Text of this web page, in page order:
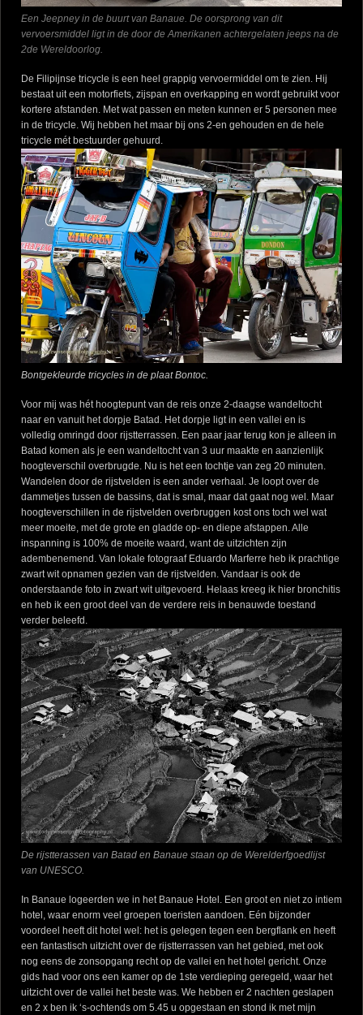
Een Jeepney in de buurt van Banaue. De oorsprong van dit
vervoersmiddel ligt in de door de Amerikanen achtergelaten jeeps na de
2de Wereldoorlog.
De Filipijnse tricycle is een heel grappig vervoermiddel om te zien. Hij
bestaat uit een motorfiets, zijspan en overkapping en wordt gebruikt voor
kortere afstanden. Met wat passen en meten kunnen er 5 personen mee
in de tricycle. Wij hebben het maar bij ons 2-en gehouden en de hele
tricycle mét bestuurder gehuurd.
Bontgekleurde tricycles in de plaat Bontoc.
Voor mij was hét hoogtepunt van de reis onze 2-daagse wandeltocht
naar en vanuit het dorpje Batad. Het dorpje ligt in een vallei en is
volledig omringd door rijstterrassen. Een paar jaar terug kon je alleen in
Batad komen als je een wandeltocht van 3 uur maakte en aanzienlijk
hoogteverschil overbrugde. Nu is het een tochtje van zeg 20 minuten.
Wandelen door de rijstvelden is een ander verhaal. Je loopt over de
dammetjes tussen de bassins, dat is smal, maar dat gaat nog wel. Maar
hoogteverschillen in de rijstvelden overbruggen kost ons toch wel wat
meer moeite, met de grote en gladde op- en diepe afstappen. Alle
inspanning is 100% de moeite waard, want de uitzichten zijn
adembenemend. Van lokale fotograaf Eduardo Marferre heb ik prachtige
zwart wit opnamen gezien van de rijstvelden. Vandaar is ook de
onderstaande foto in zwart wit uitgevoerd. Helaas kreeg ik hier bronchitis
en heb ik een groot deel van de verdere reis in benauwde toestand
verder beleefd.
De rijstterassen van Batad en Banaue staan op de Werelderfgoedlijst
van UNESCO.
In Banaue logeerden we in het Banaue Hotel. Een groot en niet zo intiem
hotel, waar enorm veel groepen toeristen aandoen. Eén bijzonder
voordeel heeft dit hotel wel: het is gelegen tegen een bergflank en heeft
een fantastisch uitzicht over de rijstterrassen van het gebied, met ook
nog eens de zonsopgang recht op de vallei en het hotel gericht. Onze
gids had voor ons een kamer op de 1ste verdieping geregeld, waar het
uitzicht over de vallei het beste was. We hebben er 2 nachten geslapen
en 2 x ben ik ‘s-ochtends om 5.45 u opgestaan en stond ik met mijn